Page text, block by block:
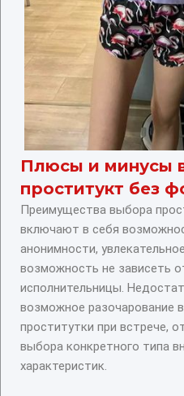
Плюсы и минусы
проститукт без
Преимущества выбора
включают в себя
анонимности,
возможность не зависеть
исполнительницы.
возможное разочарование
проститутки при встрече,
выбора конкретного типа
характеристик.